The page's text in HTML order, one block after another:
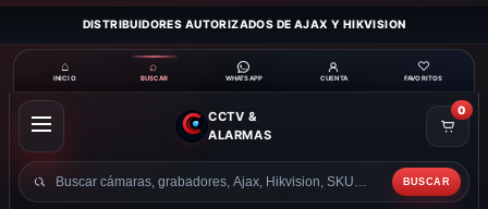
DISTRIBUIDORES AUTORIZADOS DE AJAX Y HIKVISION
⌂
INICIO
⌕
BUSCAR WHATSAPP CUENTA
♡
FAVORITOS
ABRIR
MENÚ
CCTV &
ALARMAS
Buscar
BUSCAR
0